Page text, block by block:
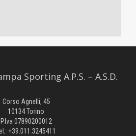
Sporting A.P.S. – A.S.D.
Corso Agnelli, 45
10134 Torino
P.Iva 07890200012
+39.011.3245411